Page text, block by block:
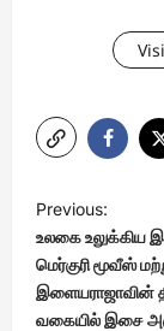
o
s
t
Previous:
உலகை உலுக்கிய
மெர்குரி மூவீஸ்
இளையராஜாவின்
வகையில் இசை